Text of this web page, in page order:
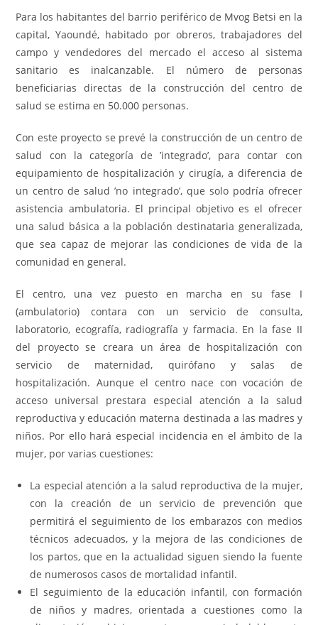
Para los habitantes del barrio periférico de Mvog Betsi en la
capital, Yaoundé, habitado por obreros, trabajadores del
campo y vendedores del mercado el acceso al sistema
sanitario es inalcanzable. El número de personas
beneficiarias directas de la construcción del centro de
salud se estima en 50.000 personas.
Con este proyecto se prevé la construcción de un centro de
salud con la categoría de ’integrado’, para contar con
equipamiento de hospitalización y cirugía, a diferencia de
un centro de salud ’no integrado’, que solo podría ofrecer
asistencia ambulatoria. El principal objetivo es el ofrecer
una salud básica a la población destinataria generalizada,
que sea capaz de mejorar las condiciones de vida de la
comunidad en general.
El centro, una vez puesto en marcha en su fase I
(ambulatorio) contara con un servicio de consulta,
laboratorio, ecografía, radiografía y farmacia. En la fase II
del proyecto se creara un área de hospitalización con
servicio de maternidad, quirófano y salas de
hospitalización. Aunque el centro nace con vocación de
acceso universal prestara especial atención a la salud
reproductiva y educación materna destinada a las madres y
niños. Por ello hará especial incidencia en el ámbito de la
mujer, por varias cuestiones:
La especial atención a la salud reproductiva de la mujer,
con la creación de un servicio de prevención que
permitirá el seguimiento de los embarazos con medios
técnicos adecuados, y la mejora de las condiciones de
los partos, que en la actualidad siguen siendo la fuente
de numerosos casos de mortalidad infantil.
El seguimiento de la educación infantil, con formación
de niños y madres, orientada a cuestiones como la